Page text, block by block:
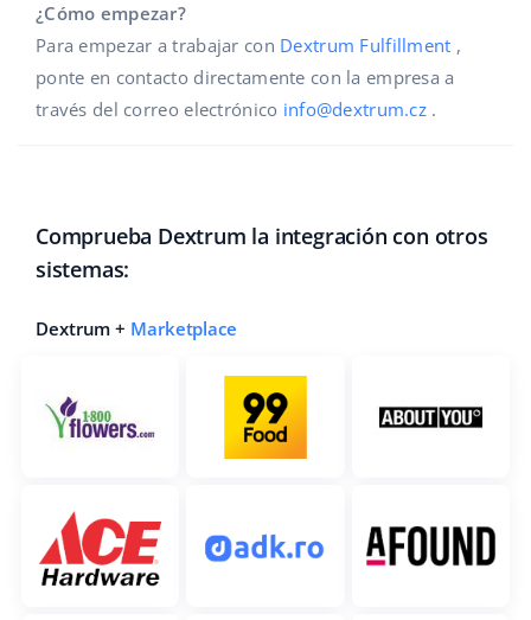
¿Cómo empezar?
Para empezar a trabajar con Dextrum Fulfillment ,
ponte en contacto directamente con la empresa a
través del correo electrónico info@dextrum.cz .
Comprueba Dextrum la integración con otros
sistemas:
Dextrum + Marketplace